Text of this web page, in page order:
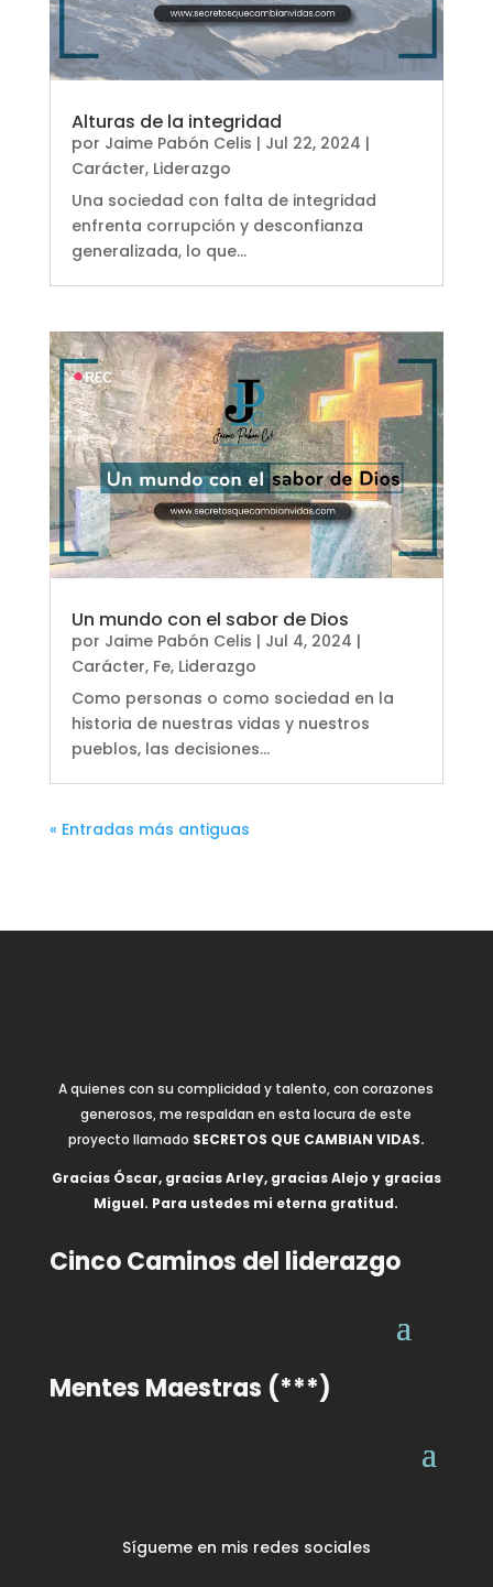
Alturas de la integridad
por Jaime Pabón Celis | Jul 22, 2024 |
Carácter, Liderazgo
Una sociedad con falta de integridad
enfrenta corrupción y desconfianza
generalizada, lo que...
Un mundo con el sabor de Dios
por Jaime Pabón Celis | Jul 4, 2024 |
Carácter, Fe, Liderazgo
Como personas o como sociedad en la
historia de nuestras vidas y nuestros
pueblos, las decisiones...
« Entradas más antiguas
A quienes con su complicidad y talento, con corazones
generosos, me respaldan en esta locura de este
proyecto llamado SECRETOS QUE CAMBIAN VIDAS.
Gracias Óscar, gracias Arley, gracias Alejo y gracias
Miguel. Para ustedes mi eterna gratitud.
Cinco Caminos del liderazgo
Mentes Maestras (***)
Sígueme en mis redes sociales